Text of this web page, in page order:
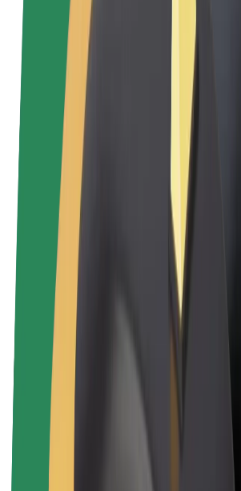
Qaydalar və Şərtlər
Məxfilik
Kukilər
© 2026 Bolt Technology OÜ
Məhsullar
Gedişlər
Skuterlər
Bolt Market
Bolt Food
Bolt Drive
Biznes üçün Bolt
Elektrikli velosipedlər
Bolt Plus
Bolt ilə pul qazanın
Sürücülər